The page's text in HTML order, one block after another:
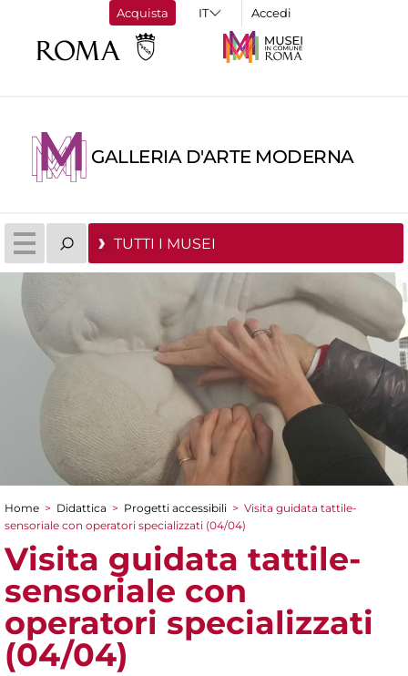
Acquista Accedi
GALLERIA D'ARTE MODERNA
TUTTI I MUSEI
Tu sei qui
Home > Didattica > Progetti accessibili > Visita guidata tattile-
sensoriale con operatori specializzati (04/04)
Visita guidata tattile-
sensoriale con
operatori specializzati
(04/04)